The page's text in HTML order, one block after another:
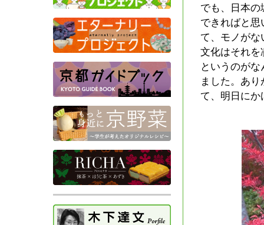
でも、日本
できればと
て、モノが
文化はそれを
というのが
ました。あ
て、明日に